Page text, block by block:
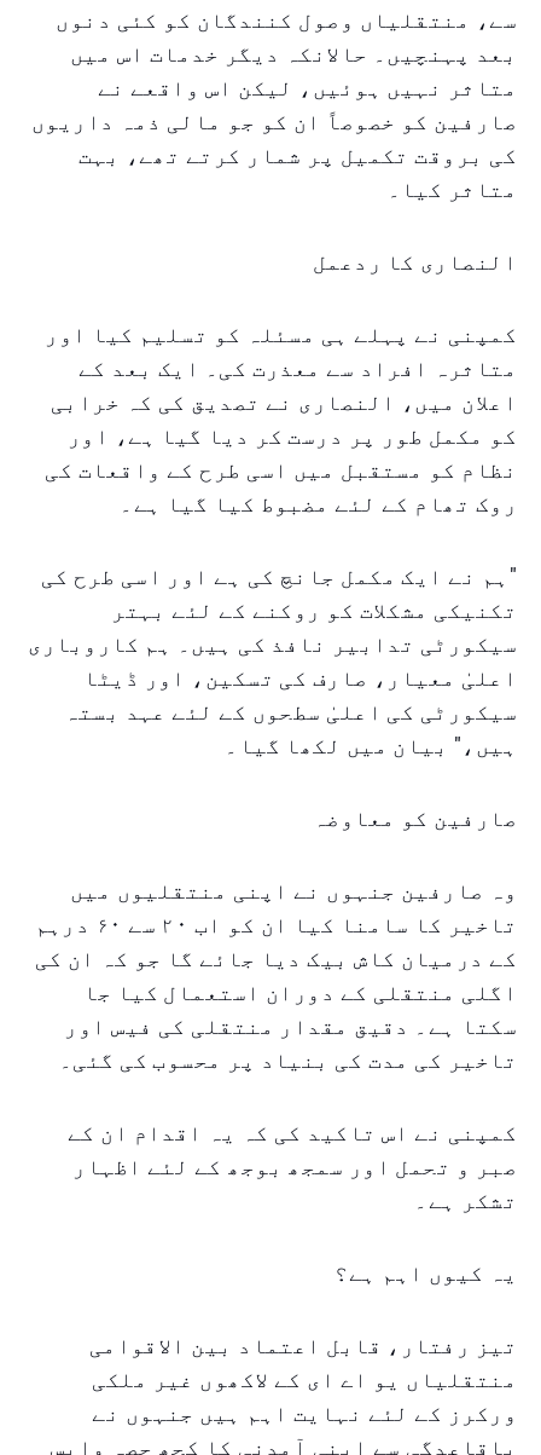
سے، منتقلیاں وصول کنندگان کو کئی دنوں
بعد پہنچیں۔ حالانکہ دیگر خدمات اس میں
متاثر نہیں ہوئیں، لیکن اس واقعے نے
صارفین کو خصوصاً ان کو جو مالی ذمہ داریوں
کی بروقت تکمیل پر شمار کرتے تھے، بہت
متاثر کیا۔
النصاری کا ردعمل
کمپنی نے پہلے ہی مسئلہ کو تسلیم کیا اور
متاثرہ افراد سے معذرت کی۔ ایک بعد کے
اعلان میں، النصاری نے تصدیق کی کہ خرابی
کو مکمل طور پر درست کر دیا گیا ہے، اور
نظام کو مستقبل میں اسی طرح کے واقعات کی
روک تھام کے لئے مضبوط کیا گیا ہے۔
"ہم نے ایک مکمل جانچ کی ہے اور اسی طرح کی
تکنیکی مشکلات کو روکنے کے لئے بہتر
سیکورٹی تدابیر نافذ کی ہیں۔ ہم کاروباری
اعلیٰ معیار، صارف کی تسکین، اور ڈیٹا
سیکورٹی کی اعلیٰ سطحوں کے لئے عہد بستہ
ہیں،" بیان میں لکھا گیا۔
صارفین کو معاوضہ
وہ صارفین جنہوں نے اپنی منتقلیوں میں
تاخیر کا سامنا کیا ان کو اب ۲۰ سے ۶۰ درہم
کے درمیان کاش بیک دیا جائے گا جو کہ ان کی
اگلی منتقلی کے دوران استعمال کیا جا
سکتا ہے۔ دقیق مقدار منتقلی کی فیس اور
تاخیر کی مدت کی بنیاد پر محسوب کی گئی۔
کمپنی نے اس تاکید کی کہ یہ اقدام ان کے
صبر و تحمل اور سمجھ بوجھ کے لئے اظہار
تشکر ہے۔
یہ کیوں اہم ہے؟
تیز رفتار، قابل اعتماد بین الاقوامی
منتقلیاں یو اے ای کے لاکھوں غیر ملکی
ورکرز کے لئے نہایت اہم ہیں جنہوں نے
باقاعدگی سے اپنی آمدنی کا کچھ حصہ واپس